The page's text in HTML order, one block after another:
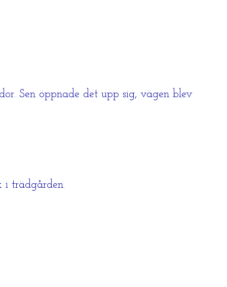
Sen öppnade det upp sig, vägen blev
i trädgården.